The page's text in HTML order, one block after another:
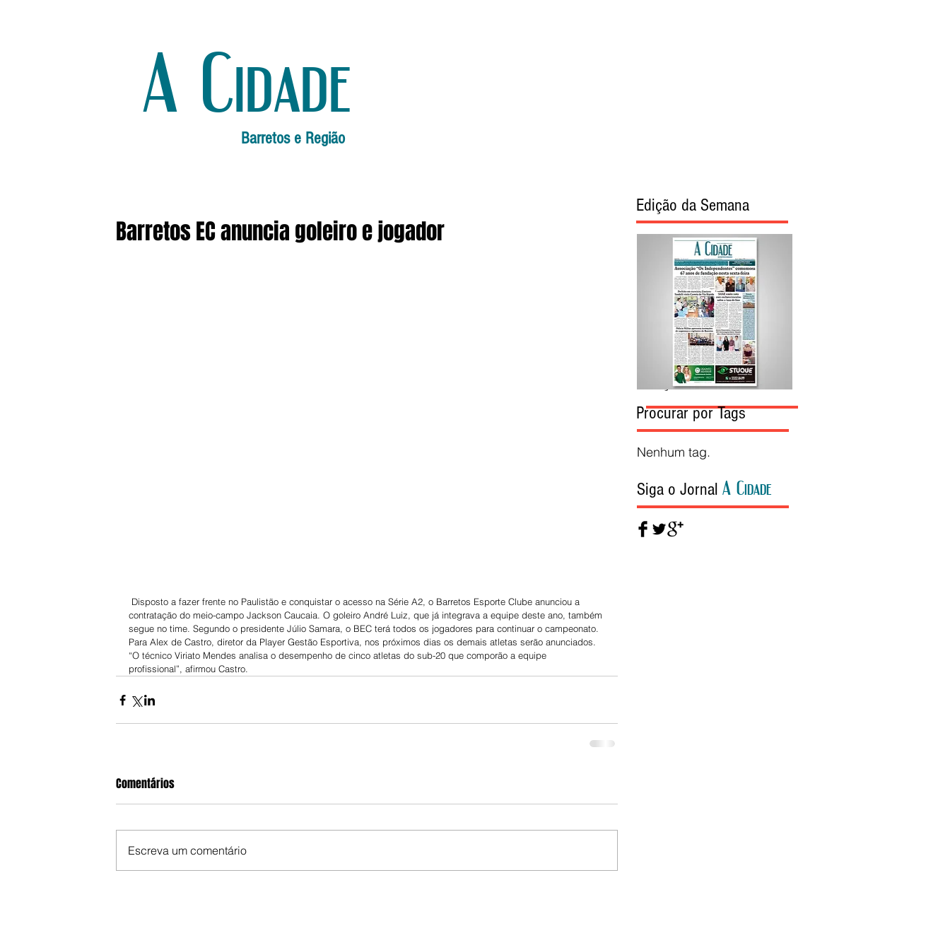
A Cidade
Barretos e Região
Barretos EC anuncia goleiro e jogador
contratação do meio-campo Jackson Caucaia. O goleiro André Luiz, que já integrava a equipe deste ano, também
segue no time. Segundo o presidente Júlio Samara, o BEC terá todos os jogadores para continuar o campeonato.
Para Alex de Castro, diretor da Player Gestão Esportiva, nos próximos dias os demais atletas serão anunciados.
“O técnico Viriato Mendes analisa o desempenho de cinco atletas do sub-20 que comporão a equipe
profissional”, afirmou Castro.
Comentários
Escreva um comentário
Edição da Semana
Edição da Semana
Procurar por Tags
Nenhum tag.
Siga o Jornal A Cidade